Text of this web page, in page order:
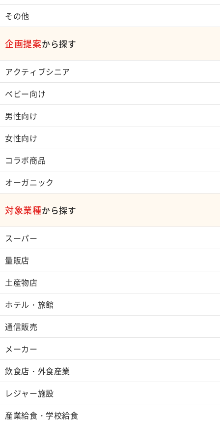
その他
企画提案から探す
アクティブシニア
ベビー向け
男性向け
女性向け
コラボ商品
オーガニック
対象業種から探す
スーパー
量販店
土産物店
ホテル・旅館
通信販売
メーカー
飲食店・外食産業
レジャー施設
産業給食・学校給食